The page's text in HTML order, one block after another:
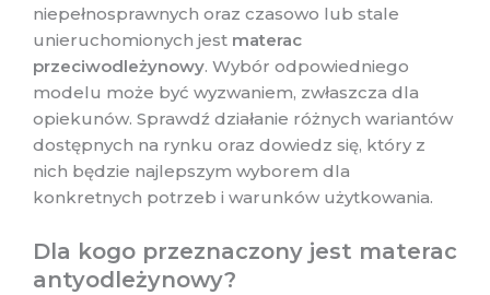
niepełnosprawnych oraz czasowo lub stale
unieruchomionych jest materac
przeciwodleżynowy. Wybór odpowiedniego
modelu może być wyzwaniem, zwłaszcza dla
opiekunów. Sprawdź działanie różnych wariantów
dostępnych na rynku oraz dowiedz się, który z
nich będzie najlepszym wyborem dla
konkretnych potrzeb i warunków użytkowania.
Dla kogo przeznaczony jest materac
antyodleżynowy?